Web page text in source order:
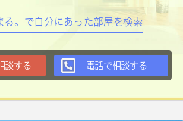
る。で自分にあった部屋を検索
談する 電話で相談する